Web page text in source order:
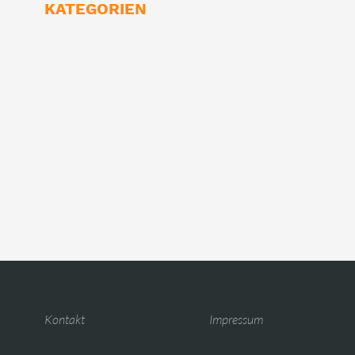
KATEGORIEN
Kontakt Impressum